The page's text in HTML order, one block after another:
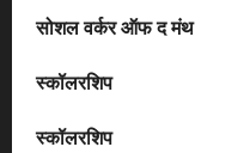
सोशल वर्कर ऑफ द मंथ
स्कॉलरशिप
स्कॉलरशिप